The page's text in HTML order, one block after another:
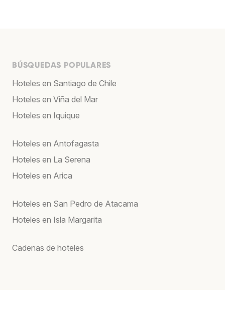
BÚSQUEDAS POPULARES
Hoteles en Santiago de Chile
Hoteles en Viña del Mar
Hoteles en Iquique
Hoteles en Antofagasta
Hoteles en La Serena
Hoteles en Arica
Hoteles en San Pedro de Atacama
Hoteles en Isla Margarita
Cadenas de hoteles